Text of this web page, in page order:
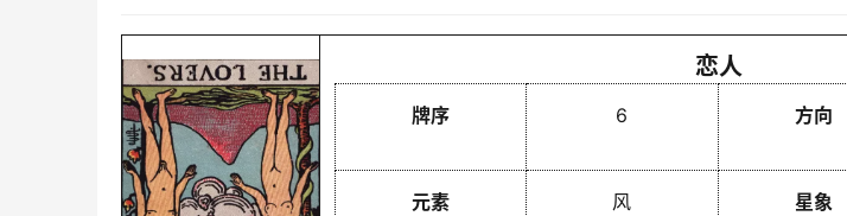
恋人
牌序 6 方向
元素 风 星象